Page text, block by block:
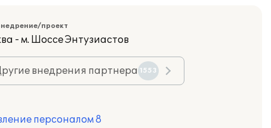
проект
- м. Шоссе Энтузиастов
внедрения партнера 1553
персоналом 8